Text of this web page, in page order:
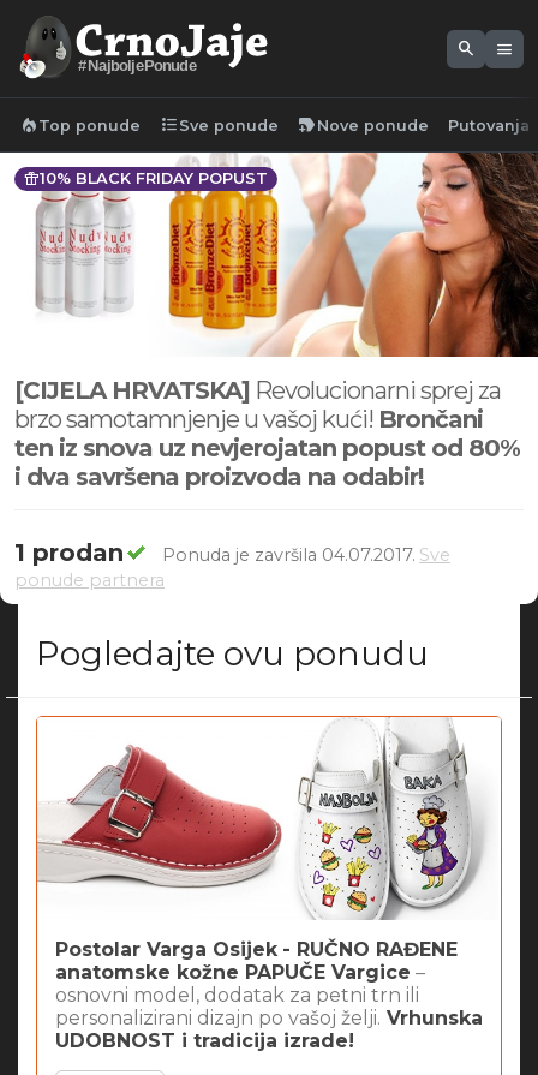
#NajboljePonude
search menu
local_fire_department Top ponude format_list_bulleted Sve ponude new_label Nove ponude Putovanja
featured_seasonal_and_gifts10% BLACK FRIDAY POPUST
[CIJELA HRVATSKA] Revolucionarni sprej za
brzo samotamnjenje u vašoj kući! Brončani
ten iz snova uz nevjerojatan popust od 80%
i dva savršena proizvoda na odabir!
1 prodan Ponuda je završila 04.07.2017. Sve
ponude partnera
Pogledajte ovu ponudu
Postolar Varga Osijek - RUČNO RAĐENE
anatomske kožne PAPUČE Vargice –
osnovni model, dodatak za petni trn ili
personalizirani dizajn po vašoj želji. Vrhunska
UDOBNOST i tradicija izrade!